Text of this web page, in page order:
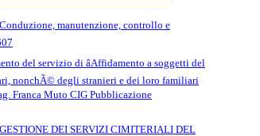
manutenzione, controllo e
del servizio di âAffidamento a soggetti del
nonchÃ© degli stranieri e dei loro familiari
Franca Muto CIG Pubblicazione
DEI SERVIZI CIMITERIALI DEL